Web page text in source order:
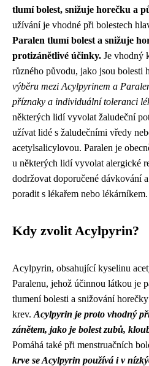
tlumí bolest, snižuje horečku a
užívání je vhodné při bolestech
Paralen tlumí bolest a snižuje
protizánětlivé účinky. Je vhodný
různého původu, jako jsou bolesti
výběru mezi Acylpyrinem a
příznaky a individuální toleranci
některých lidí vyvolat žaludeční
užívat lidé s žaludečními vředy
acetylsalicylovou. Paralen je
u některých lidí vyvolat alergické
dodržovat doporučené dávkování
poradit s lékařem nebo lékárníkem.
Kdy zvolit Acylpyrin?
Acylpyrin, obsahující kyselinu
Paralenu, jehož účinnou látkou je
tlumení bolesti a snižování
krev. Acylpyrin je proto vhodný
zánětem, jako je bolest zubů,
Pomáhá také při menstruačních
krve se Acylpyrin používá i v